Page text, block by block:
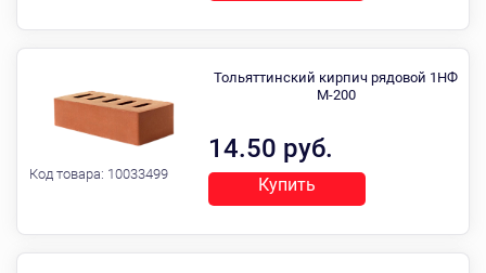
Код товара: 10033499
14.50 руб.
Тольяттинский кирпич рядовой 1НФ
М-200
Купить